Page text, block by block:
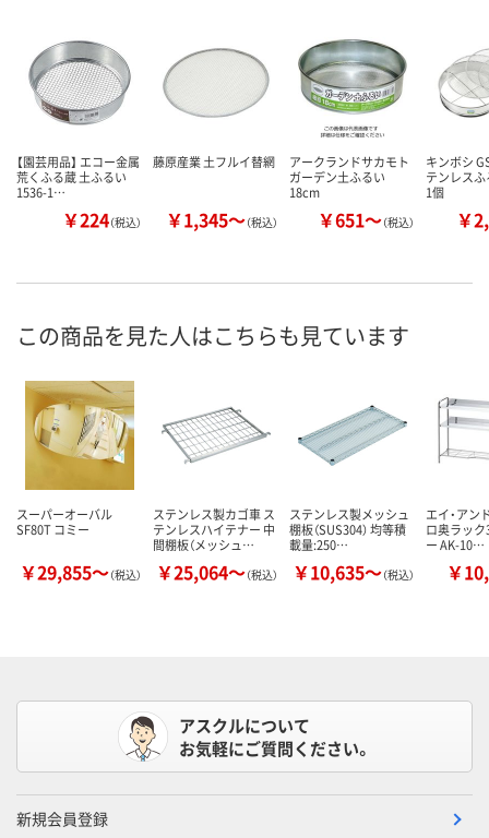
【園芸用品】 エコー金属
荒くふる蔵 土ふるい
1536-1…
￥224（税込）
藤原産業 土フルイ替網
￥1,345～（税込）
アークランドサカモト
ガーデン土ふるい
18cm
￥651～（税込）
キンボシ
テンレス
1個
￥
この商品を見た人はこちらも見ています
スーパーオーバル
SF80T コミー
￥29,855～（税込）
ステンレス製カゴ車 ス
テンレスハイテナー 中
間棚板（メッシュ…
￥25,064～（税込）
ステンレス製メッシュ
棚板（SUS304） 均等積
載量:250…
￥10,635～（税込）
エイ・アン
ロ奥ラッ
ー AK-10…
￥
アスクルについて
お気軽にご質問ください。
新規会員登録